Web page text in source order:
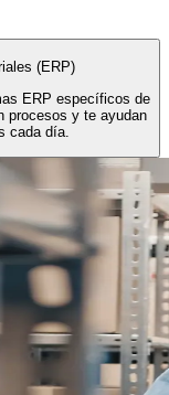
(ERP)
ERP específicos de
procesos y te ayudan
cada día.